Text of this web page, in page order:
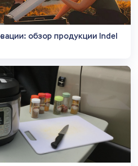
обзор продукции Indel